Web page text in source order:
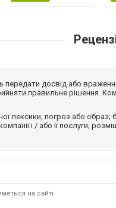
передати досвід або
правильне рішення.
лексики, погроз або
і / або її послуги;
на сайті